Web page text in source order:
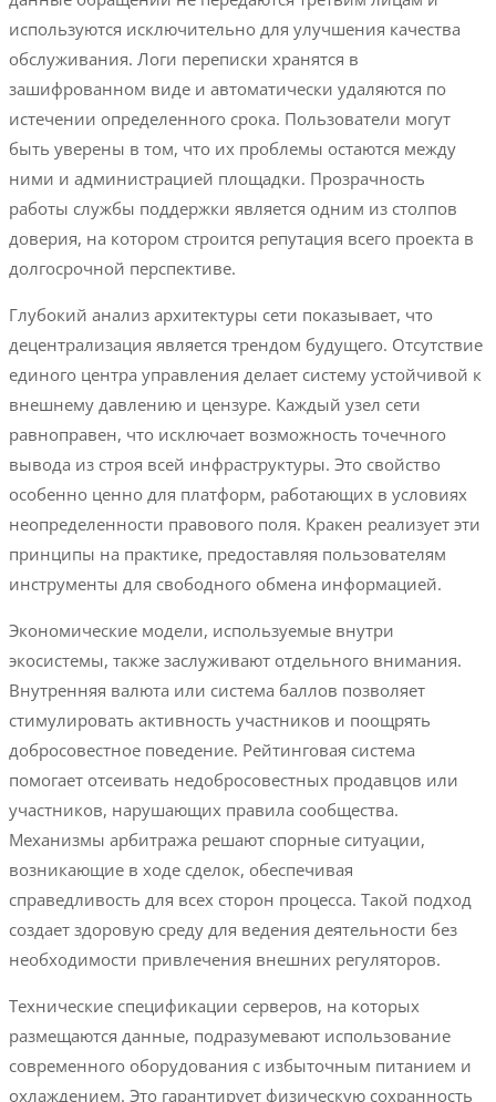
используются исключительно для улучшения качества
обслуживания. Логи переписки хранятся в
зашифрованном виде и автоматически удаляются по
истечении определенного срока. Пользователи могут
быть уверены в том, что их проблемы остаются между
ними и администрацией площадки. Прозрачность
работы службы поддержки является одним из столпов
доверия, на котором строится репутация всего проекта в
долгосрочной перспективе.
Глубокий анализ архитектуры сети показывает, что
децентрализация является трендом будущего. Отсутствие
единого центра управления делает систему устойчивой к
внешнему давлению и цензуре. Каждый узел сети
равноправен, что исключает возможность точечного
вывода из строя всей инфраструктуры. Это свойство
особенно ценно для платформ, работающих в условиях
неопределенности правового поля. Кракен реализует эти
принципы на практике, предоставляя пользователям
инструменты для свободного обмена информацией.
Экономические модели, используемые внутри
экосистемы, также заслуживают отдельного внимания.
Внутренняя валюта или система баллов позволяет
стимулировать активность участников и поощрять
добросовестное поведение. Рейтинговая система
помогает отсеивать недобросовестных продавцов или
участников, нарушающих правила сообщества.
Механизмы арбитража решают спорные ситуации,
возникающие в ходе сделок, обеспечивая
справедливость для всех сторон процесса. Такой подход
создает здоровую среду для ведения деятельности без
необходимости привлечения внешних регуляторов.
Технические спецификации серверов, на которых
размещаются данные, подразумевают использование
современного оборудования с избыточным питанием и
охлаждением. Это гарантирует физическую сохранность